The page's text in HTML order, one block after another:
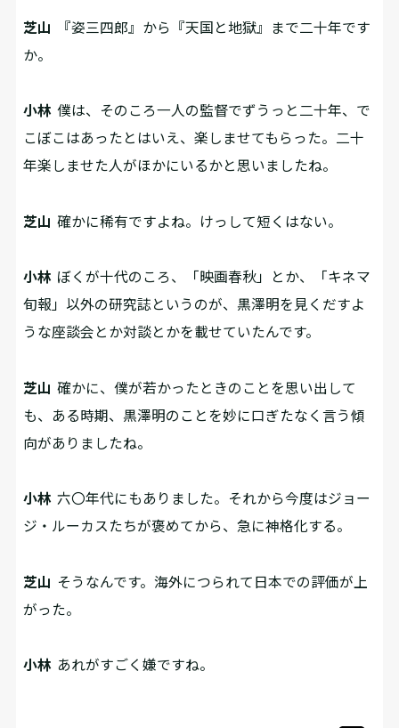
芝山
『姿三四郎』から『天国と地獄』まで二十年です
か。
小林 僕は、そのころ一人の監督でずうっと二十年、で
こぼこはあったとはいえ、楽しませてもらった。二十
年楽しませた人がほかにいるかと思いましたね。
芝山 確かに稀有ですよね。けっして短くはない。
小林 ぼくが十代のころ、「映画春秋」とか、「キネマ
旬報」以外の研究誌というのが、黒澤明を見くだすよ
うな座談会とか対談とかを載せていたんです。
芝山 確かに、僕が若かったときのことを思い出して
も、ある時期、黒澤明のことを妙に口ぎたなく言う傾
向がありましたね。
小林 六〇年代にもありました。それから今度はジョー
ジ・ルーカスたちが褒めてから、急に神格化する。
芝山 そうなんです。海外につられて日本での評価が上
がった。
小林 あれがすごく嫌ですね。